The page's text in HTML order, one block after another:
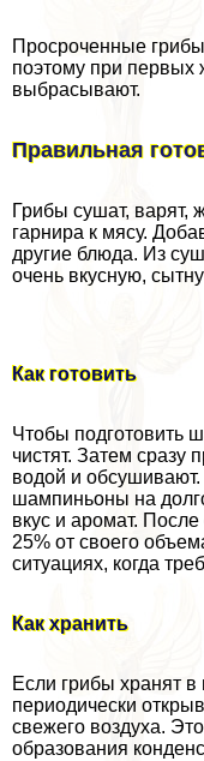
Просроченные
поэтому при первых
выбрасывают.
Правильная
Грибы сушат, варят,
гарнира к мясу.
другие блюда. Из
очень вкусную,
Как готовить
Чтобы подготовить
чистят. Затем сразу
водой и
шампиньоны на
вкус и аромат.
25% от своего
ситуациях, когда
Как хранить
Если грибы хранят в
периодически
свежего воздуха.
образования